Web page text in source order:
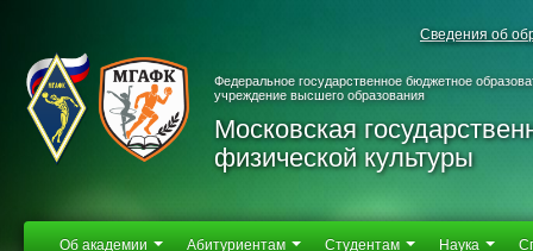
Сведения об
Федеральное государственное бюджетное
учреждение высшего образования
Московская
физической культуры
Об академии Абитуриентам Студентам Наука